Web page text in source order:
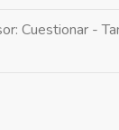
Cuestionar -